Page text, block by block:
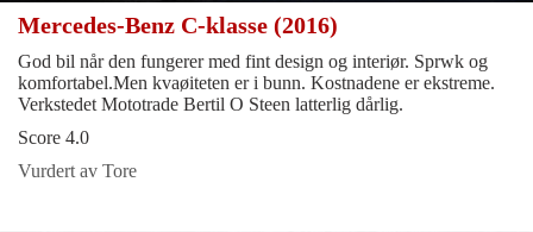
Mercedes-Benz C-klasse (2016)
God bil når den fungerer med fint design og interiør. Sprwk og
komfortabel.Men kvaøiteten er i bunn. Kostnadene er ekstreme.
Verkstedet Mototrade Bertil O Steen latterlig dårlig.
Score 4.0
Vurdert av Tore